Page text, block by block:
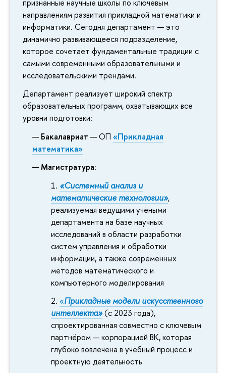
признанные научные школы по ключевым
направлениям развития прикладной математики и
информатики. Сегодня департамент — это
динамично развивающееся подразделение,
которое сочетает фундаментальные традиции с
самыми современными образовательными и
исследовательскими трендами.
Департамент реализует широкий спектр
образовательных программ, охватывающих все
уровни подготовки:
Бакалавриат — ОП«Прикладная
математика»
Магистратура:
«Системный анализ и
математические технологии»,
реализуемая ведущими учёными
департамента на базе научных
исследований в области разработки
систем управления и обработки
информации, а также современных
методов математического и
компьютерного моделирования
«Прикладные модели искусственного
интеллекта»(с 2023 года),
спроектированная совместно с ключевым
партнёром — корпорацией ВК, которая
глубоко вовлечена в учебный процесс и
проектную деятельность